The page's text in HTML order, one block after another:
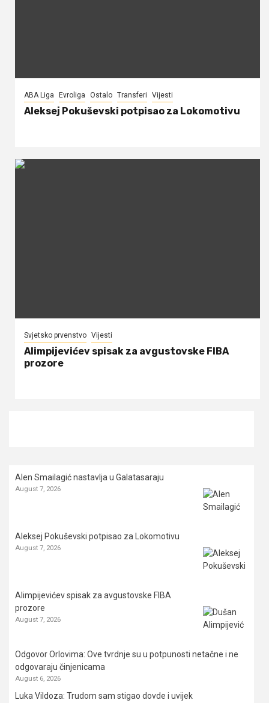
ABA Liga Evroliga Ostalo Transferi Vijesti
Aleksej Pokuševski potpisao za Lokomotivu
Svjetsko prvenstvo Vijesti
Alimpijevićev spisak za avgustovske FIBA
prozore
Alen Smailagić nastavlja u Galatasaraju
August 7, 2026
Aleksej Pokuševski potpisao za Lokomotivu
August 7, 2026
Alimpijevićev spisak za avgustovske FIBA
prozore
August 7, 2026
Odgovor Orlovima: ​Ove tvrdnje su u potpunosti netačne i ne
odgovaraju činjenicama
August 6, 2026
Luka Vildoza: Trudom sam stigao dovde i uvijek